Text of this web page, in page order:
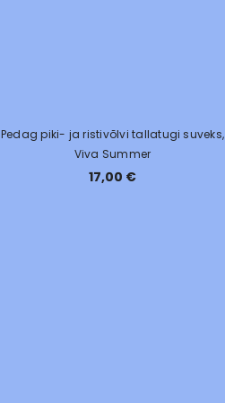
Pedag piki- ja ristivõlvi tallatugi suveks,
Viva Summer
17,00 €